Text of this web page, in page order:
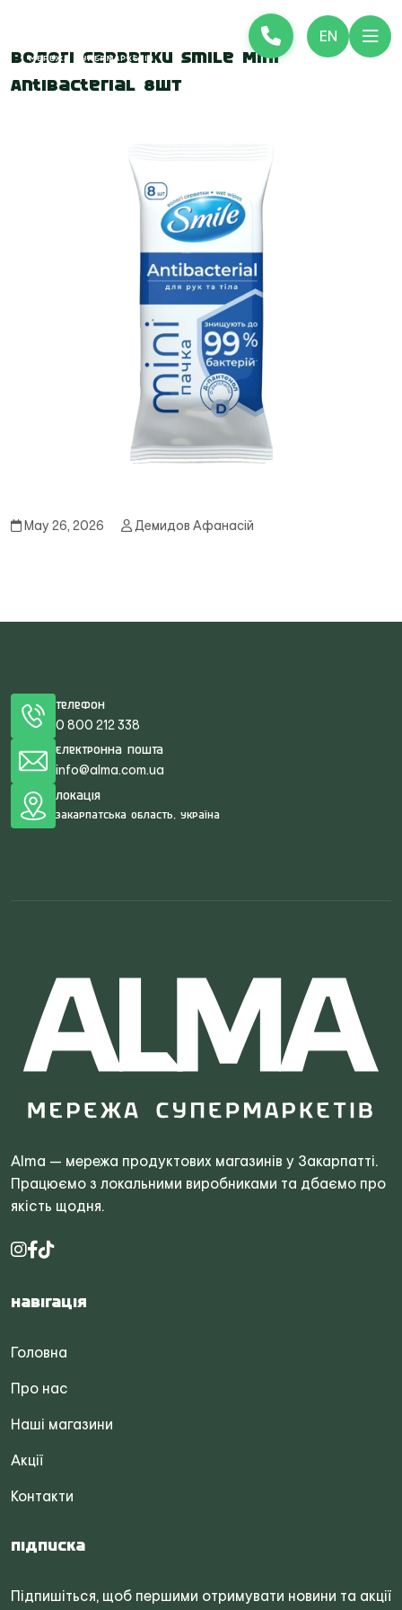
EN
Вологі серветки Smile Mini
Antibacterial 8шт
May 26, 2026 Демидов Афанасій
Телефон
0 800 212 338
Електронна пошта
info@alma.com.ua
Локація
Закарпатська область, Україна
Alma — мережа продуктових магазинів у Закарпатті.
Працюємо з локальними виробниками та дбаємо про
якість щодня.
Навігація
Головна
Про нас
Наші магазини
Акції
Контакти
Підписка
Підпишіться, щоб першими отримувати новини та акції